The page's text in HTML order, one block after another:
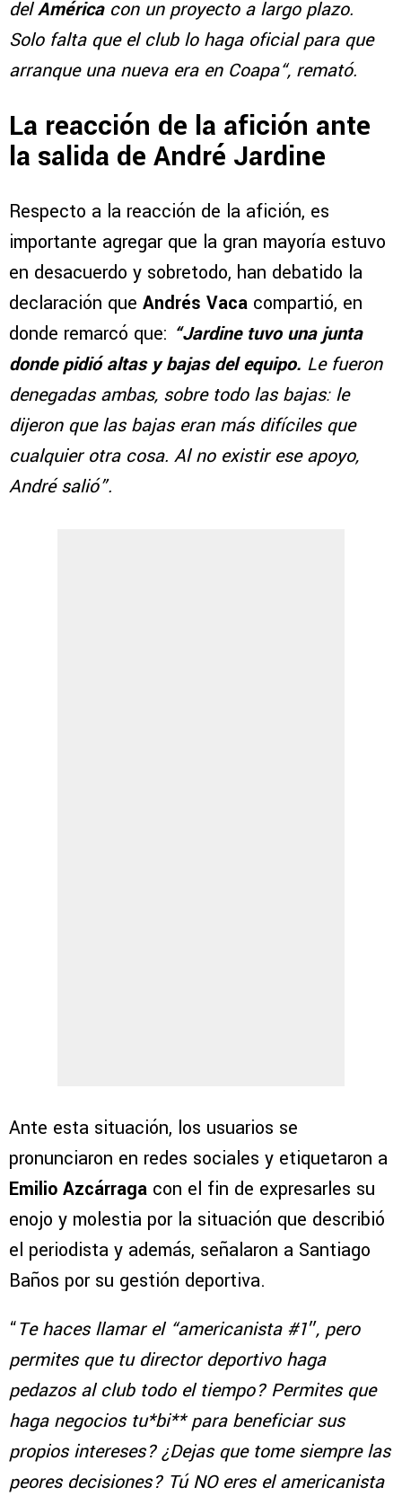
delAmérica con un proyecto a largo plazo.
Solo falta que el club lo haga oficial para que
arranque una nueva era en Coapa“, remató.
La reacción de la afición ante
la salida de André Jardine
Respecto a la reacción de la afición, es
importante agregar que la gran mayoría estuvo
en desacuerdo y sobretodo, han debatido la
declaración que Andrés Vaca compartió, en
donde remarcó que: “Jardine tuvo una junta
donde pidió altas y bajas del equipo. Le fueron
denegadas ambas, sobre todo las bajas: le
dijeron que las bajas eran más difíciles que
cualquier otra cosa. Al no existir ese apoyo,
André salió”.
Ante esta situación, los usuarios se
pronunciaron en redes sociales y etiquetaron a
Emilio Azcárraga con el fin de expresarles su
enojo y molestia por la situación que describió
el periodista y además, señalaron a Santiago
Baños por su gestión deportiva.
“Te haces llamar el “americanista #1″, pero
permites que tu director deportivo haga
pedazos al club todo el tiempo? Permites que
haga negocios tu*bi** para beneficiar sus
propios intereses? ¿Dejas que tome siempre las
peores decisiones? Tú NO eres el americanista